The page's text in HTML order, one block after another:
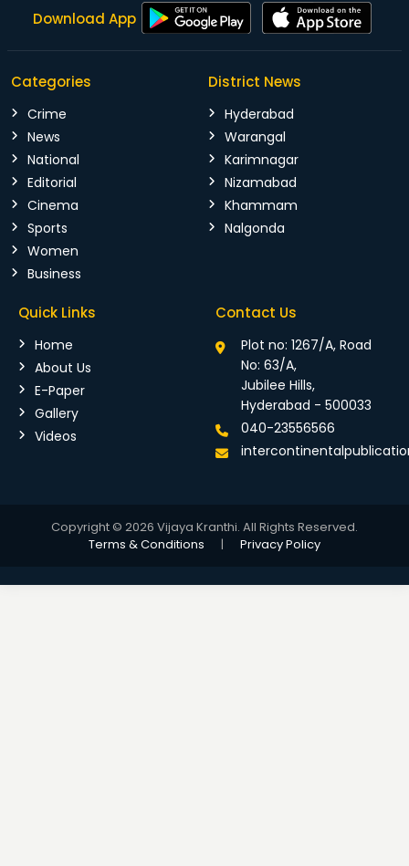
Download App
Categories
Crime
News
National
Editorial
Cinema
Sports
Women
Business
District News
Hyderabad
Warangal
Karimnagar
Nizamabad
Khammam
Nalgonda
Quick Links
Home
About Us
E-Paper
Gallery
Videos
Contact Us
Plot no: 1267/A, Road
No: 63/A,
Jubilee Hills,
Hyderabad - 500033
040-23556566
Copyright © 2026 Vijaya Kranthi. All Rights Reserved.
Terms & Conditions
| Privacy Policy